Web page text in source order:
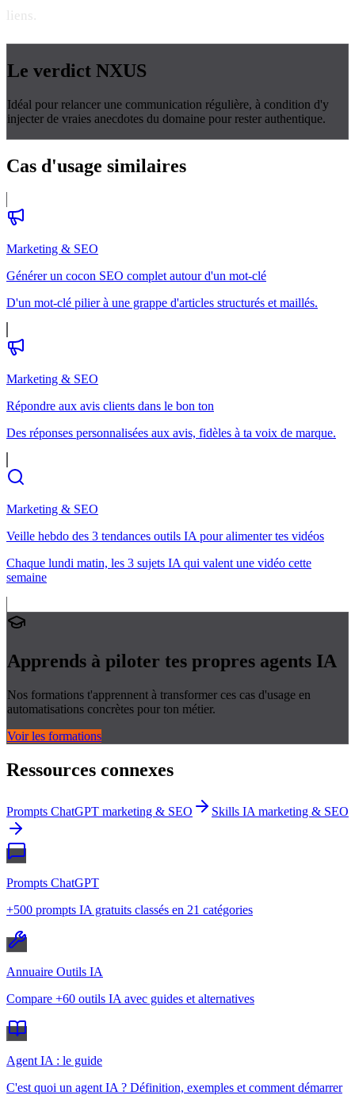
liens.
Le verdict NXUS
Idéal pour relancer une communication régulière, à condition d'y
injecter de vraies anecdotes du domaine pour rester authentique.
Cas d'usage similaires
Marketing & SEO
Générer un cocon SEO complet autour d'un mot-clé
D'un mot-clé pilier à une grappe d'articles structurés et maillés.
Marketing & SEO
Répondre aux avis clients dans le bon ton
Des réponses personnalisées aux avis, fidèles à ta voix de marque.
Marketing & SEO
Veille hebdo des 3 tendances outils IA pour alimenter tes vidéos
Chaque lundi matin, les 3 sujets IA qui valent une vidéo cette
semaine
Apprends à piloter tes propres agents IA
Nos formations t'apprennent à transformer ces cas d'usage en
automatisations concrètes pour ton métier.
Voir les formations
Ressources connexes
Prompts ChatGPT marketing & SEO Skills IA marketing & SEO
Prompts ChatGPT
+500 prompts IA gratuits classés en 21 catégories
Annuaire Outils IA
Compare +60 outils IA avec guides et alternatives
Agent IA : le guide
C'est quoi un agent IA ? Définition, exemples et comment démarrer